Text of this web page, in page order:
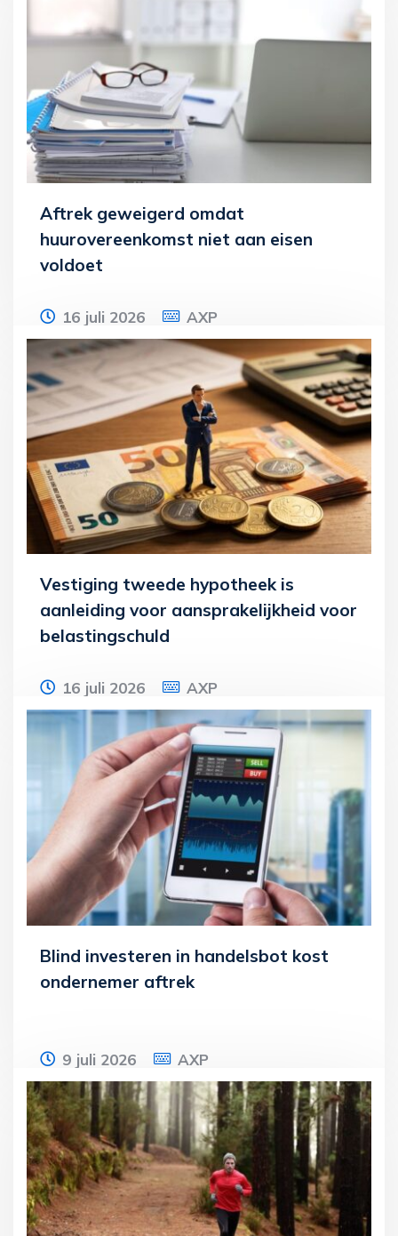
in een holding. De werkmaatschappij
wordt geturboliquideerd en de
onderneming gaat
Lees meer
Aftrek geweigerd omdat
huurovereenkomst niet aan eisen
voldoet
16 juli 2026 AXP
Een ondernemer huurt sinds 2016 een
aantal bedrijfsruimtes in een pand. De
verhuurder brengt btw in rekening op
basis van
Lees meer
Vestiging tweede hypotheek is
aanleiding voor aansprakelijkheid voor
belastingschuld
16 juli 2026 AXP
Een holding en haar dga worden
aansprakelijk gesteld voor een btw-schuld
van een dochter-bv van de holding. De
btw-schuld
Lees meer
Blind investeren in handelsbot kost
ondernemer aftrek
9 juli 2026 AXP
Een ondernemer investeert ruim € 60.000
in een handelsbot die maandelijks 10 tot
20% rendement zou opleveren. De bot
Lees meer